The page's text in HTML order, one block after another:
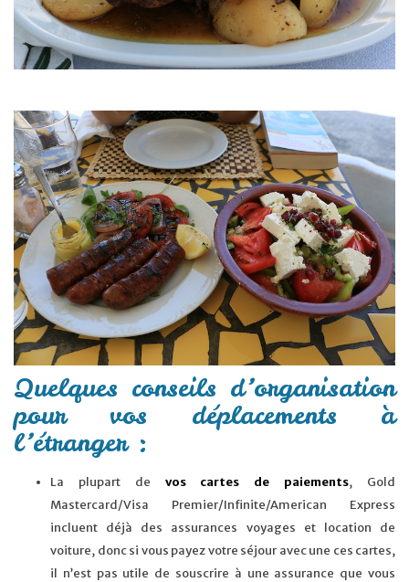
Quelques conseils d’organisation
pour vos déplacements à
l’étranger :
La plupart de vos cartes de paiements, Gold
Mastercard/Visa Premier/Infinite/American Express
incluent déjà des assurances voyages et location de
voiture, donc si vous payez votre séjour avec une ces cartes,
il n’est pas utile de souscrire à une assurance que vous